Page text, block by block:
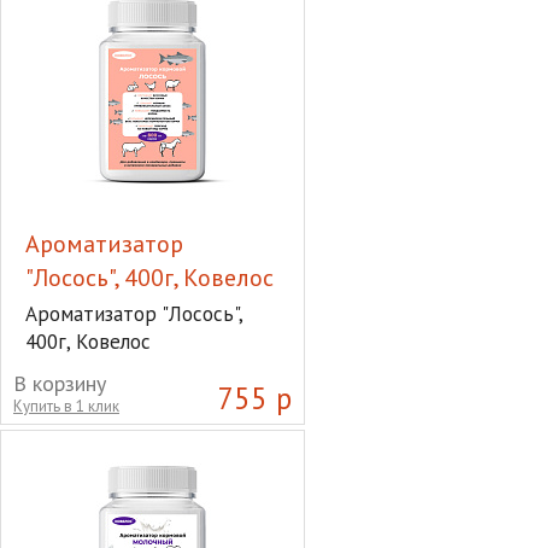
Ароматизатор
"Лосось", 400г, Ковелос
Ароматизатор "Лосось",
400г, Ковелос
755 р
В корзину
Купить в 1 клик